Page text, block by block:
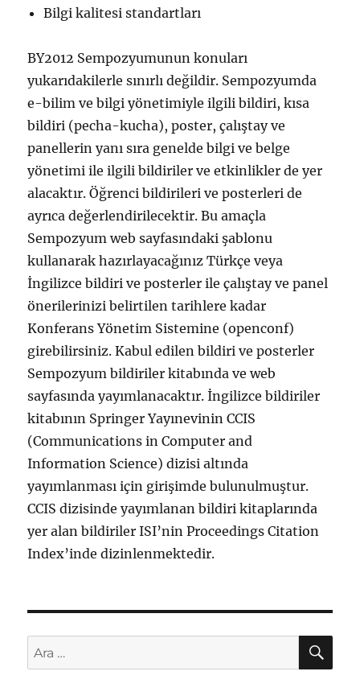
Bilgi kalitesi standartları
BY2012 Sempozyumunun konuları
yukarıdakilerle sınırlı değildir. Sempozyumda
e-bilim ve bilgi yönetimiyle ilgili bildiri, kısa
bildiri (pecha-kucha), poster, çalıştay ve
panellerin yanı sıra genelde bilgi ve belge
yönetimi ile ilgili bildiriler ve etkinlikler de yer
alacaktır. Öğrenci bildirileri ve posterleri de
ayrıca değerlendirilecektir. Bu amaçla
Sempozyum web sayfasındaki şablonu
kullanarak hazırlayacağınız Türkçe veya
İngilizce bildiri ve posterler ile çalıştay ve panel
önerilerinizi belirtilen tarihlere kadar
Konferans Yönetim Sistemine (openconf)
girebilirsiniz. Kabul edilen bildiri ve posterler
Sempozyum bildiriler kitabında ve web
sayfasında yayımlanacaktır. İngilizce bildiriler
kitabının Springer Yayınevinin CCIS
(Communications in Computer and
Information Science) dizisi altında
yayımlanması için girişimde bulunulmuştur.
CCIS dizisinde yayımlanan bildiri kitaplarında
yer alan bildiriler ISI’nin Proceedings Citation
Index’inde dizinlenmektedir.
Ara: